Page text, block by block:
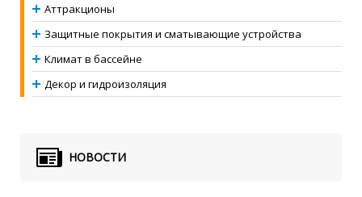
Аттракционы
Защитные покрытия и сматывающие устройства
Климат в бассейне
Декор и гидроизоляция
НОВОСТИ